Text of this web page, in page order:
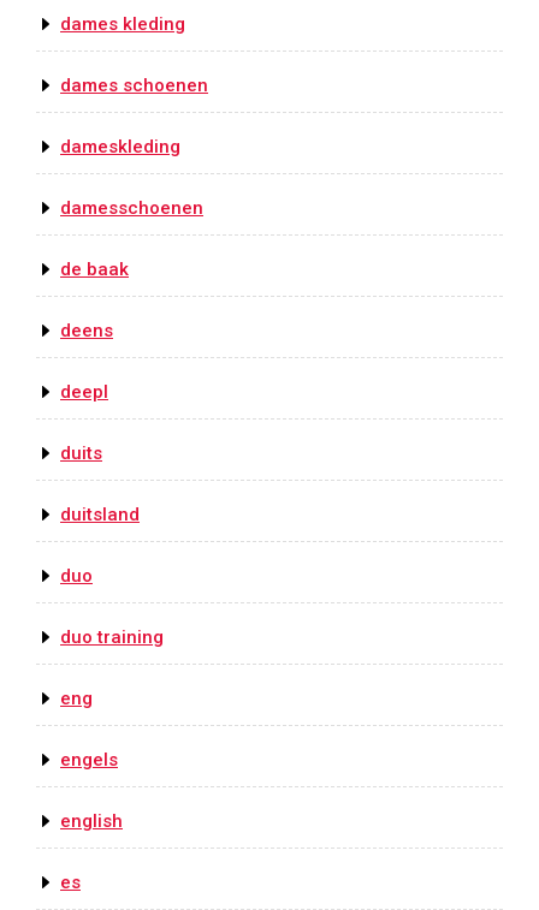
dames kleding
dames schoenen
dameskleding
damesschoenen
de baak
deens
deepl
duits
duitsland
duo
duo training
eng
engels
english
es